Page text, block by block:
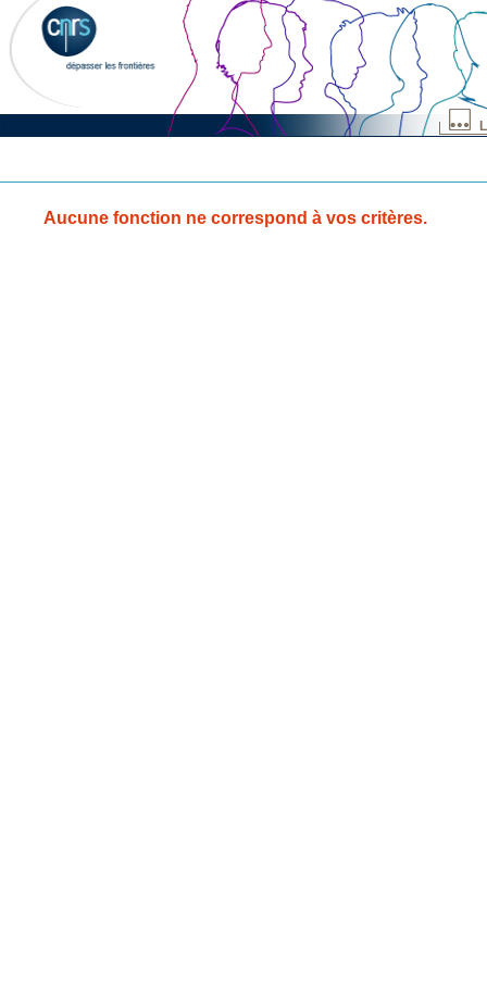
Aucune fonction ne correspond à vos critères.